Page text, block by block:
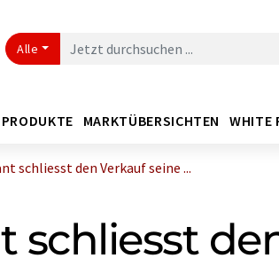
Alle
PRODUKTE MARKTÜBERSICHTEN WHITE
schliesst den Verkauf seine ...
schliesst